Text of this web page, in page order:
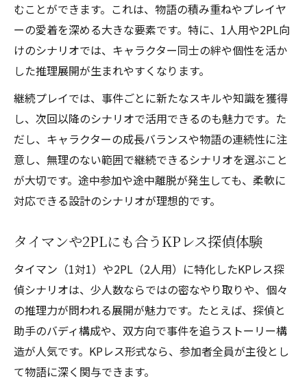
むことができます。これは、物語の積み重ねやプレイヤ
ーの愛着を深める大きな要素です。特に、1人用や2PL向
けのシナリオでは、キャラクター同士の絆や個性を活か
した推理展開が生まれやすくなります。
継続プレイでは、事件ごとに新たなスキルや知識を獲得
し、次回以降のシナリオで活用できるのも魅力です。た
だし、キャラクターの成長バランスや物語の連続性に注
意し、無理のない範囲で継続できるシナリオを選ぶこと
が大切です。途中参加や途中離脱が発生しても、柔軟に
対応できる設計のシナリオが理想的です。
タイマンや2PLにも合うKPレス探偵体験
タイマン（1対1）や2PL（2人用）に特化したKPレス探
偵シナリオは、少人数ならではの密なやり取りや、個々
の推理力が問われる展開が魅力です。たとえば、探偵と
助手のバディ構成や、双方向で事件を追うストーリー構
造が人気です。KPレス形式なら、参加者全員が主役とし
て物語に深く関与できます。